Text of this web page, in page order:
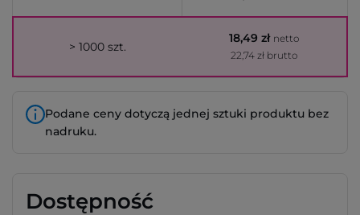
> 1000 szt.
18,49 zł netto
22,74 zł brutto
Podane ceny dotyczą jednej sztuki produktu bez
nadruku.
Dostępność